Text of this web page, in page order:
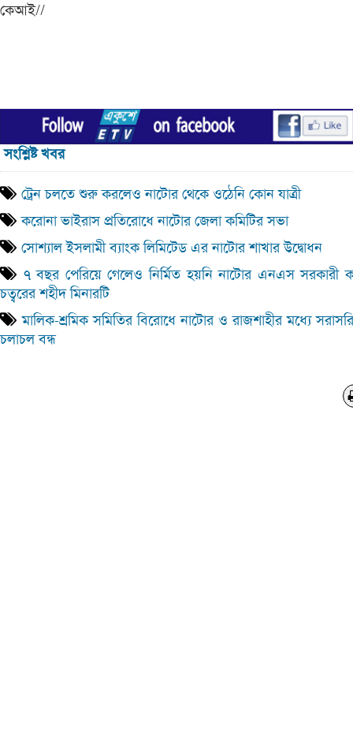
কেআই//
সংশ্লিষ্ট খবর
ট্রেন চলতে শুরু করলেও নাটোর থেকে ওঠেনি কোন যাত্রী
করোনা ভাইরাস প্রতিরোধে নাটোর জেলা কমিটির সভা
সোশ্যাল ইসলামী ব্যাংক লিমিটেড এর নাটোর শাখার উদ্বোধন
৭ বছর পেরিয়ে গেলেও নির্মিত হয়নি নাটোর এনএস সরকারী
চত্বরের শহীদ মিনারটি
মালিক-শ্রমিক সমিতির বিরোধে নাটোর ও রাজশাহীর মধ্যে
চলাচল বন্ধ